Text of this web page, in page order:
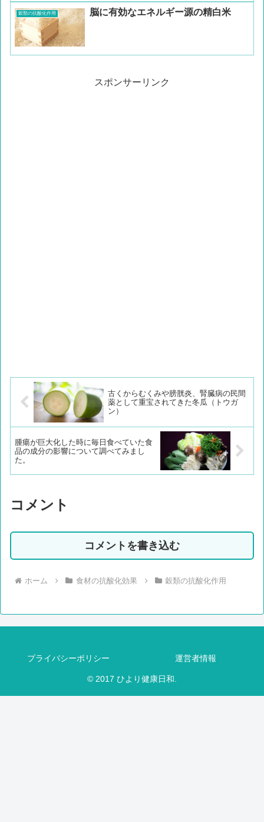
穀類の抗酸化作用 脳に有効なエネルギー源の精白米
スポンサーリンク
古くからむくみや膀胱炎、腎臓病の民間
薬として重宝されてきた冬瓜（トウガ
ン）
腫瘍が巨大化した時に毎日食べていた食
品の成分の影響について調べてみまし
た。
コメント
コメントを書き込む
ホーム 食材の抗酸化効果 穀類の抗酸化作用
プライバシーポリシー 運営者情報
© 2017 ひより健康日和.